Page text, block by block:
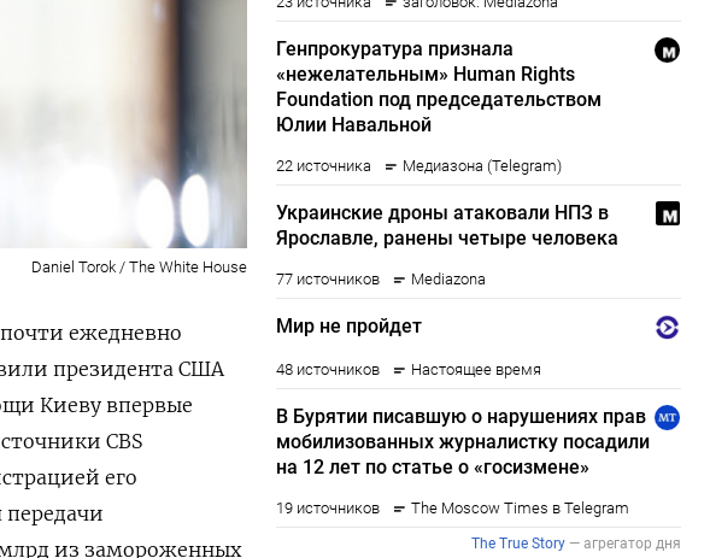
Daniel Torok / The White House
ежедневно
президента США
Киеву впервые
CBS
его
из замороженных